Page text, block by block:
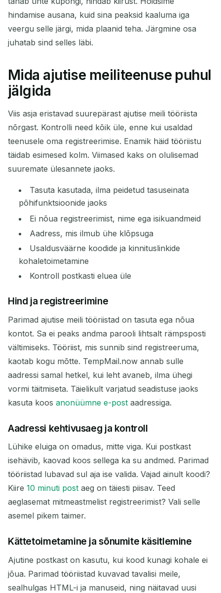
hindamise ausana, kuid sina peaksid kaaluma iga
veergu selle järgi, mida plaanid teha. Järgmine osa
juhatab sind selles läbi.
Mida ajutise meiliteenuse puhul
jälgida
Viis asja eristavad suurepärast ajutise meili tööriista
nõrgast. Kontrolli need kõik üle, enne kui usaldad
teenusele oma registreerimise. Enamik häid tööriistu
täidab esimesed kolm. Viimased kaks on olulisemad
suuremate ülesannete jaoks.
Tasuta kasutada, ilma peidetud tasuseinata
põhifunktsioonide jaoks
Ei nõua registreerimist, nime ega isikuandmeid
Aadress, mis ilmub ühe klõpsuga
Usaldusväärne koodide ja kinnituslinkide
kohaletoimetamine
Kontroll postkasti eluea üle
Hind ja registreerimine
Parimad ajutise meili tööriistad on tasuta ega nõua
kontot. Sa ei peaks andma parooli lihtsalt rämpsposti
vältimiseks. Tööriist, mis sunnib sind registreeruma,
kaotab kogu mõtte. TempMail.now annab sulle
aadressi samal hetkel, kui leht avaneb, ilma ühegi
vormi täitmiseta. Täielikult varjatud seadistuse jaoks
kasuta koos anonüümne e-post aadressiga.
Aadressi kehtivusaeg ja kontroll
Lühike eluiga on omadus, mitte viga. Kui postkast
isehävib, kaovad koos sellega ka su andmed. Parimad
tööriistad lubavad sul aja ise valida. Vajad ainult koodi?
Kiire 10 minuti post aeg on täiesti piisav. Teed
aeglasemat mitmeastmelist registreerimist? Vali selle
asemel pikem taimer.
Kättetoimetamine ja sõnumite käsitlemine
Ajutine postkast on kasutu, kui kood kunagi kohale ei
jõua. Parimad tööriistad kuvavad tavalisi meile,
sealhulgas HTML-i ja manuseid, ning näitavad uusi